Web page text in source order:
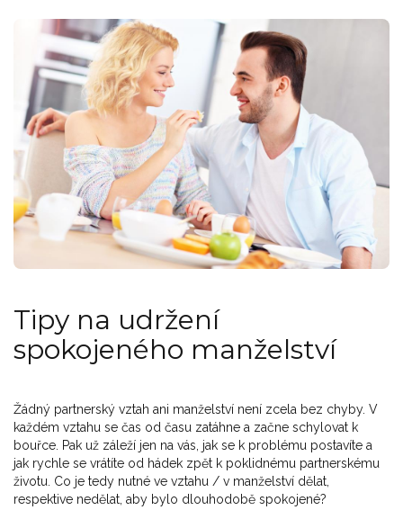
Tipy na udržení
spokojeného manželství
Žádný partnerský vztah ani manželství není zcela bez chyby. V
každém vztahu se čas od času zatáhne a začne schylovat k
bouřce. Pak už záleží jen na vás, jak se k problému postavíte a
jak rychle se vrátíte od hádek zpět k poklidnému partnerskému
životu. Co je tedy nutné ve vztahu / v manželství dělat,
respektive nedělat, aby bylo dlouhodobě spokojené?